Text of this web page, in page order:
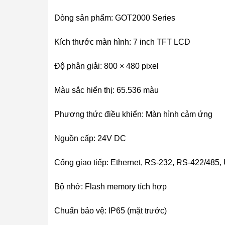
Dòng sản phẩm: GOT2000 Series
Kích thước màn hình: 7 inch TFT LCD
Độ phân giải: 800 × 480 pixel
Màu sắc hiển thị: 65.536 màu
Phương thức điều khiển: Màn hình cảm ứng
Nguồn cấp: 24V DC
Cổng giao tiếp: Ethernet, RS-232, RS-422/485,
Bộ nhớ: Flash memory tích hợp
Chuẩn bảo vệ: IP65 (mặt trước)